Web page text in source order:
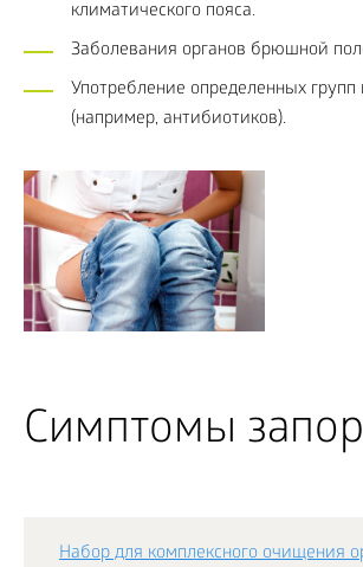
климатического пояса.
Заболевания органов брюшной
Употребление определенных групп
(например, антибиотиков).
Симптомы
Набор для комплексного очищения